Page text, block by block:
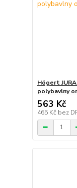
Högert
polybavlny
563 Kč
465 Kč bez